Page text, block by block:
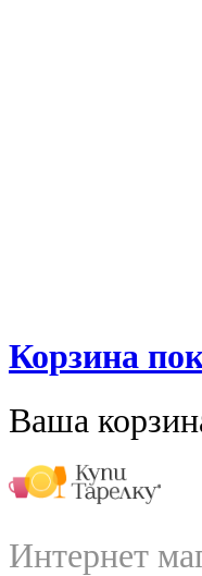
Корзина
Ваша
Интернет